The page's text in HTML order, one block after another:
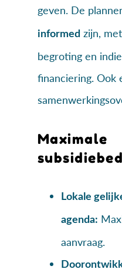
geven. De
informedzijn,
begroting en
financiering. Ook
Maximale
Lokale
agenda:
aanvraag.